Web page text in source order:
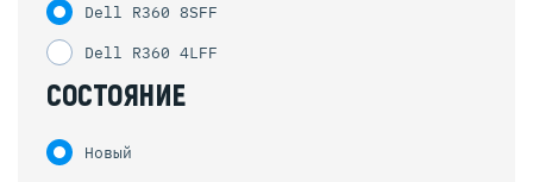
Dell R360 8SFF
Dell R360 4LFF
СОСТОЯНИЕ
Новый